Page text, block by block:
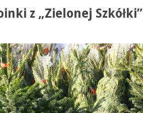
z „Zielonej Szkółki”